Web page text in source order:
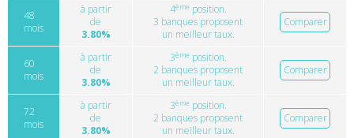
48
mois
à partir
de
3.80%
4èmeposition.
3 banques proposent
un meilleur taux.
Comparer
60
mois
à partir
de
3.80%
3èmeposition.
2 banques proposent
un meilleur taux.
Comparer
72
mois
à partir
de
3.80%
3èmeposition.
2 banques proposent
un meilleur taux.
Comparer